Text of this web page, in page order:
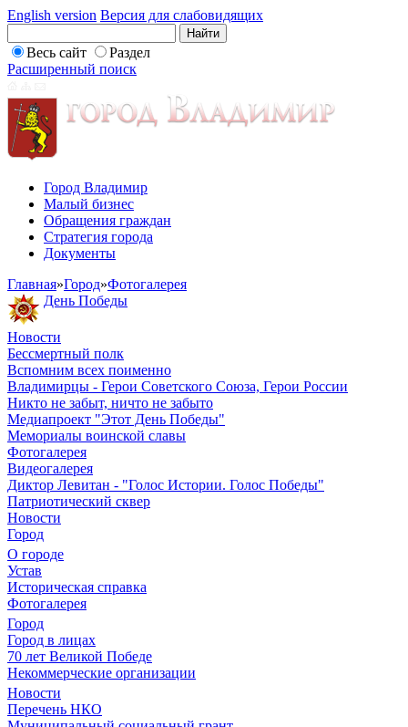
English version Версия для слабовидящих
Весь сайт
Раздел
Расширенный поиск
Город Владимир
Малый бизнес
Обращения граждан
Стратегия города
Документы
Главная»Город»Фотогалерея
День Победы
Новости
Бессмертный полк
Вспомним всех поименно
Владимирцы - Герои Советского Союза, Герои России
Никто не забыт, ничто не забыто
Медиапроект "Этот День Победы"
Мемориалы воинской славы
Фотогалерея
Видеогалерея
Диктор Левитан - "Голос Истории. Голос Победы"
Патриотический сквер
Новости
Город
О городе
Устав
Историческая справка
Фотогалерея
Город
Город в лицах
70 лет Великой Победе
Некоммерческие организации
Новости
Перечень НКО